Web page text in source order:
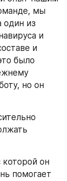
мы
один из
и
и
было
но он
которой он
помогает